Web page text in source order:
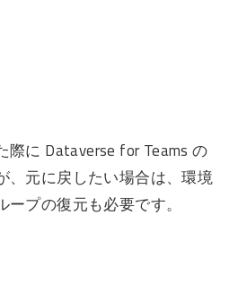
際に Dataverse for Teams の
、元に戻したい場合は、環境
プの復元も必要です。